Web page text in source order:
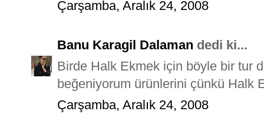
Çarşamba, Aralık 24, 2008
Banu Karagil Dalaman dedi ki...
Birde Halk Ekmek için böyle bir tur
beğeniyorum ürünlerini çünkü Halk
Çarşamba, Aralık 24, 2008